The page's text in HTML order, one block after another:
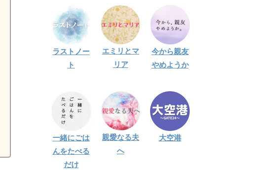
ラストノー
ト
エミリとマ
リア
今から親友
やめようか
一緒にごは
んをたべる
だけ
親愛なる夫
へ
大空港